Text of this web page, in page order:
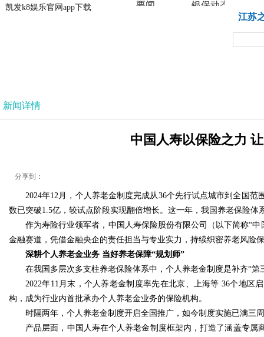
凯发k8娱乐官网app下载
凯发k8娱乐官网app下载
要闻 银保动态
江苏
新闻详情
中国人寿以保险之力
分享到：
2024年12月，个人养老金制度完成从36个先行试点城市到全国
数已突破1.5亿，较试点阶段实现翻倍增长。这一年，我国养老保险体
作为寿险行业领军者，中国人寿保险股份有限公司（以下简称“
金融赛道，凭借金融央企的责任担当与专业实力，持续织密养老风险
深耕个人养老金业务 当好养老保障“规划师”
在我国多层次多支柱养老保险体系中，个人养老金制度是补齐“
2022年11月末，个人养老金制度率先在北京、上海等 36个地
构，成为行业内首批承办个人养老金业务的保险机构。
时隔两年，个人养老金制度开启全国推广，如今制度实施已满三
产品层面，中国人寿在个人养老金制度框架内，打造了涵盖专